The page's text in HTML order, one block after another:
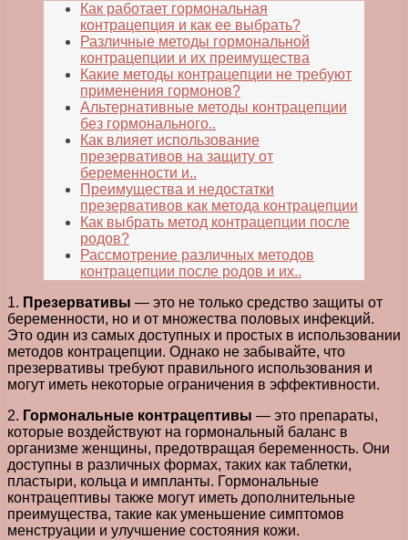
Как работает гормональная
контрацепция и как ее выбрать?
Различные методы гормональной
контрацепции и их преимущества
Какие методы контрацепции не требуют
применения гормонов?
Альтернативные методы контрацепции
без гормонального..
Как влияет использование
презервативов на защиту от
беременности и..
Преимущества и недостатки
презервативов как метода контрацепции
Как выбрать метод контрацепции после
родов?
Рассмотрение различных методов
контрацепции после родов и их..
1. Презервативы — это не только средство защиты от
беременности, но и от множества половых инфекций.
Это один из самых доступных и простых в использовании
методов контрацепции. Однако не забывайте, что
презервативы требуют правильного использования и
могут иметь некоторые ограничения в эффективности.
2. Гормональные контрацептивы — это препараты,
которые воздействуют на гормональный баланс в
организме женщины, предотвращая беременность. Они
доступны в различных формах, таких как таблетки,
пластыри, кольца и импланты. Гормональные
контрацептивы также могут иметь дополнительные
преимущества, такие как уменьшение симптомов
менструации и улучшение состояния кожи.